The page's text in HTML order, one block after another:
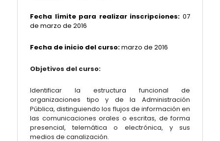
Fecha límite para realizar inscripciones: 07
de marzo de 2016
Fecha de inicio del curso:marzo de 2016
Objetivos del curso:
Identificar la estructura funcional de
organizaciones tipo y de la Administración
Pública, distinguiendo los flujos de información en
las comunicaciones orales o escritas, de forma
presencial, telemática o electrónica, y sus
medios de canalización.